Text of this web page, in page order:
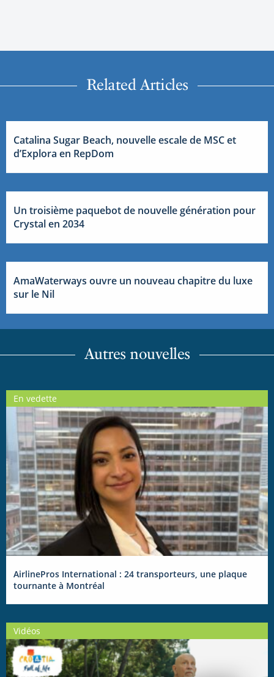
Related Articles
Catalina Sugar Beach, nouvelle escale de MSC et
d’Explora en RepDom
Un troisième paquebot de nouvelle génération pour
Crystal en 2034
AmaWaterways ouvre un nouveau chapitre du luxe
sur le Nil
Autres nouvelles
En vedette
AirlinePros International : 24 transporteurs, une plaque
tournante à Montréal
Vidéos